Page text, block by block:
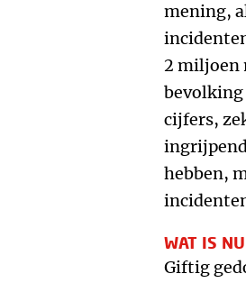
mening,
2 miljoen
bevolking
cijfers,
hebben,
WAT IS
Giftig